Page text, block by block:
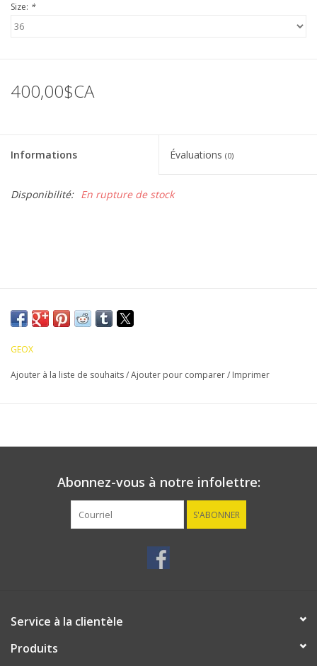
Size: *
400,00$CA
Informations Évaluations (0)
Disponibilité: En rupture de stock
GEOX
Ajouter à la liste de souhaits/Ajouter pour comparer/ Imprimer
Abonnez-vous à notre infolettre:
S'ABONNER
Service à la clientèle
Produits